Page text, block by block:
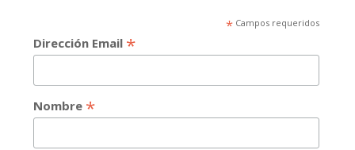
*Campos requeridos
Dirección Email *
Nombre *